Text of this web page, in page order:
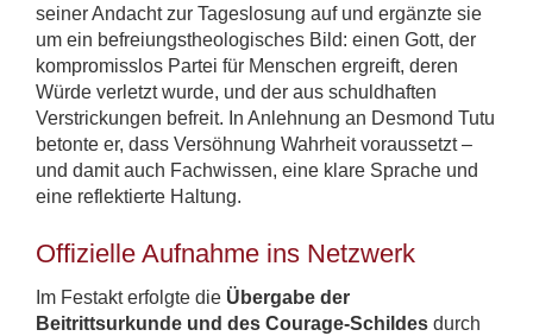
seiner Andacht zur Tageslosung auf und ergänzte sie
um ein befreiungstheologisches Bild: einen Gott, der
kompromisslos Partei für Menschen ergreift, deren
Würde verletzt wurde, und der aus schuldhaften
Verstrickungen befreit. In Anlehnung an Desmond Tutu
betonte er, dass Versöhnung Wahrheit voraussetzt –
und damit auch Fachwissen, eine klare Sprache und
eine reflektierte Haltung.
Offizielle Aufnahme ins Netzwerk
Im Festakt erfolgte die Übergabe der
Beitrittsurkunde und des Courage-Schildes durch